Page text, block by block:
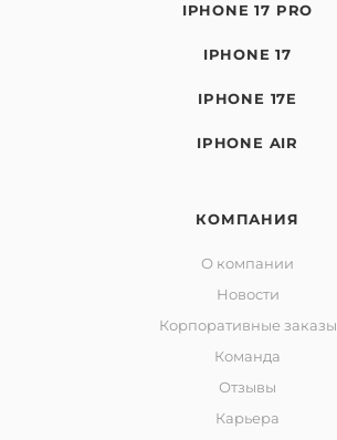
IPHONE 17 PRO
IPHONE 17
IPHONE 17E
IPHONE AIR
КОМПАНИЯ
О компании
Новости
Корпоративные заказы
Команда
Отзывы
Карьера